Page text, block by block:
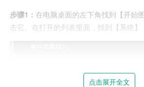
步骤1： 在电脑桌面的左下角找到【开始
击它。在打开的列表里面，找到【系统】
点击展开全文